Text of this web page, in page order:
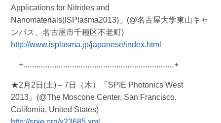
Applications for Nitrides and
Nanomaterials(ISPlasma2013)」(@名古屋大学東山キャ
ンパス、名古屋市千種区不老町)
http://www.isplasma.jp/japanese/index.html
+‥‥‥‥‥‥‥‥‥‥‥‥‥‥‥‥‥‥‥‥‥‥‥‥‥‥‥‥‥‥‥‥‥‥+
★2月2日(土)－7日（木）「SPIE Photonics West
2013」(@The Moscone Center, San Francisco,
California, United States)